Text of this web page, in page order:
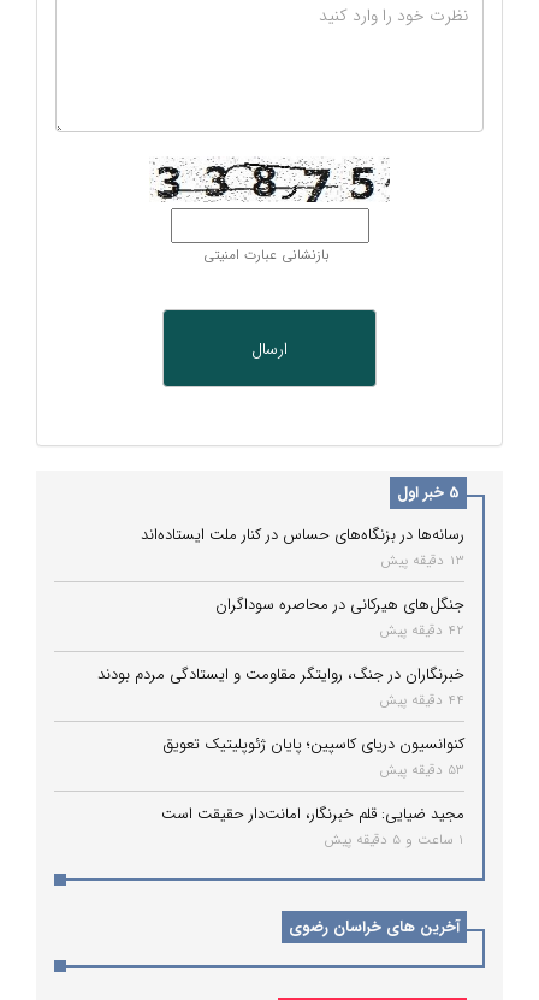
بازنشانی عبارت امنیتی
5 خبر اول
رسانه‌ها در بزنگاه‌های حساس در کنار ملت ایستاده‌اند
13 دقیقه پیش
جنگل‌های هیرکانی در محاصره سوداگران
42 دقیقه پیش
خبرنگاران در جنگ، روایتگر مقاومت و ایستادگی مردم بودند
44 دقیقه پیش
کنوانسیون دریای کاسپین؛ پایان ژئوپلیتیک تعویق
53 دقیقه پیش
مجید ضیایی: قلم خبرنگار، امانت‌دار حقیقت است
1 ساعت و 5 دقیقه پیش
آخرین های خراسان رضوی